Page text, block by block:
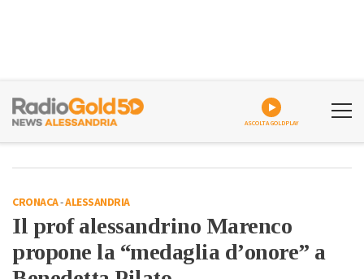
ASCOLTA GOLDPLAY
CRONACA-ALESSANDRIA
Il prof alessandrino Marenco
propone la “medaglia d’onore” a